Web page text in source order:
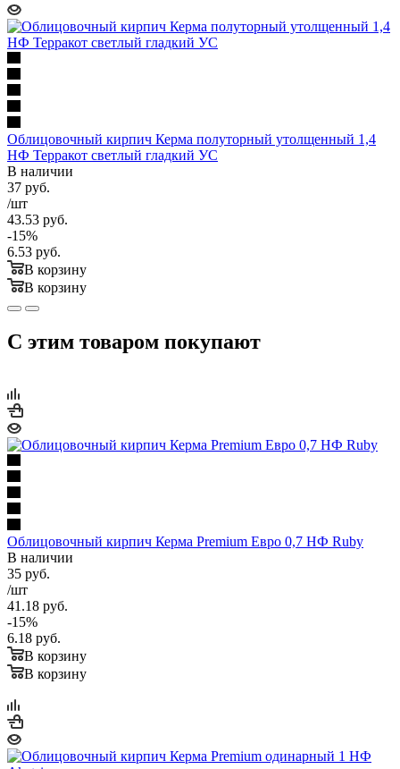
Облицовочный кирпич Керма полуторный утолщенный 1,4
НФ Терракот светлый гладкий УС
В наличии
37 руб.
/шт
43.53 руб.
-15%
6.53 руб.
В корзину
В корзину
С этим товаром покупают
Облицовочный кирпич Керма Premium Евро 0,7 НФ Ruby
В наличии
35 руб.
/шт
41.18 руб.
-15%
6.18 руб.
В корзину
В корзину